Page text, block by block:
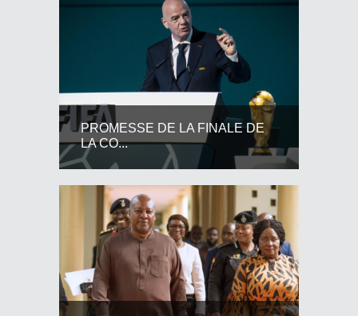
PROMESSE DE LA FINALE DE
LA CO...